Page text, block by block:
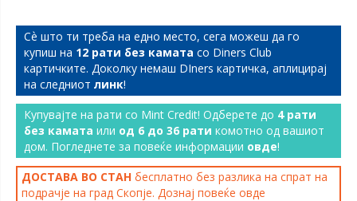
Сѐ што ти треба на едно место, сега можеш да го
купиш на 12 рати без камата со Diners Club
картичките. Доколку немаш DIners картичка, аплицирај
на следниот линк!
Купувајте на рати со Mint Credit! Одберете до 4 рати
без камата или од 6 до 36 рати комотно од вашиот
дом. Погледнете за повеќе информации овде!
ДОСТАВА ВО СТАН бесплатно без разлика на спрат на
подрачје на град Скопје. Дознај повеќе овде